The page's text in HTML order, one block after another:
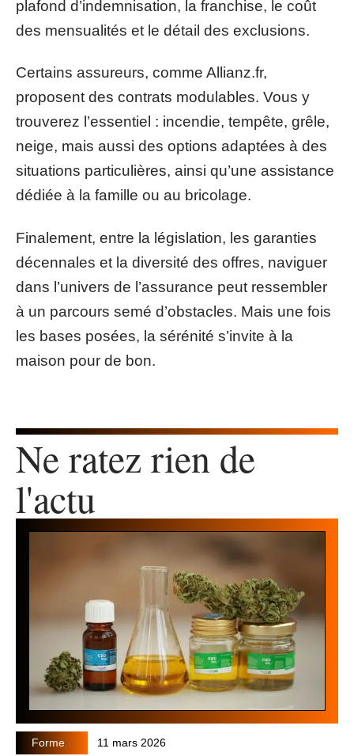
plafond d’indemnisation, la franchise, le coût
des mensualités et le détail des exclusions.
Certains assureurs, comme Allianz.fr,
proposent des contrats modulables. Vous y
trouverez l’essentiel : incendie, tempête, grêle,
neige, mais aussi des options adaptées à des
situations particulières, ainsi qu’une assistance
dédiée à la famille ou au bricolage.
Finalement, entre la législation, les garanties
décennales et la diversité des offres, naviguer
dans l’univers de l’assurance peut ressembler
à un parcours semé d’obstacles. Mais une fois
les bases posées, la sérénité s’invite à la
maison pour de bon.
Ne ratez rien de
l'actu
Forme 11 mars 2026